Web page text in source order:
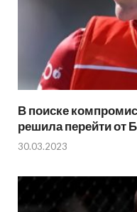
В поиске
решила перейти от
30.03.2023